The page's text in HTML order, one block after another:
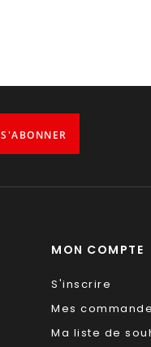
S'ABONNER
MON COMPTE
S'inscrire
Mes
Ma liste de